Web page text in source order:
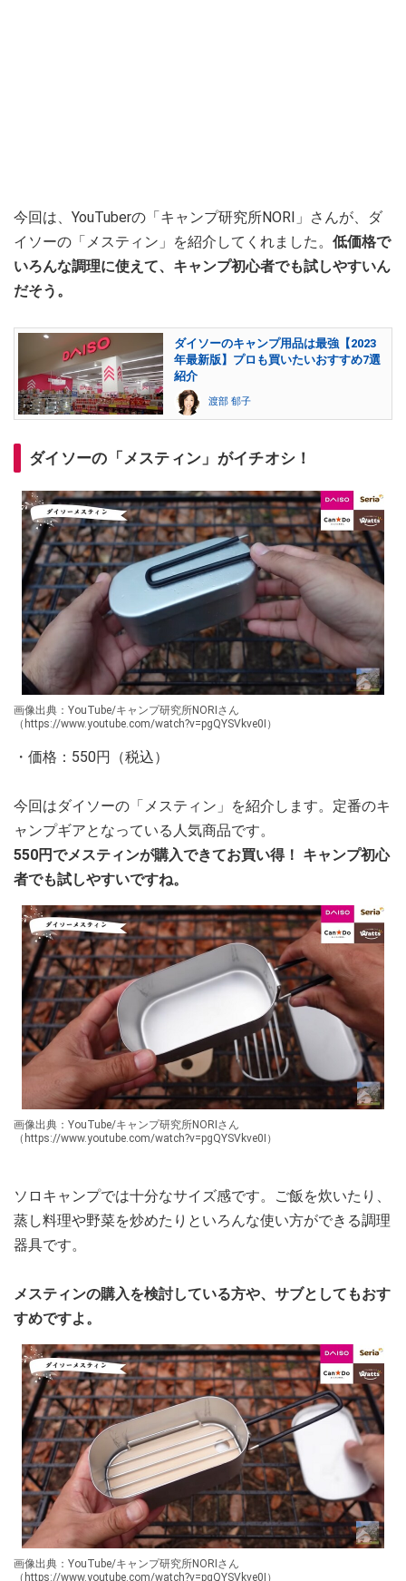
今回は、YouTuberの「キャンプ研究所NORI」さんが、ダ
イソーの「メスティン」を紹介してくれました。 低価格で
いろんな調理に使えて、キャンプ初心者でも試しやすいん
だそう。
ダイソーのキャンプ用品は最強【2023
年最新版】プロも買いたいおすすめ7選
紹介
渡部 郁子
ダイソーの「メスティン」がイチオシ！
画像出典：YouTube/キャンプ研究所NORIさん
（https://www.youtube.com/watch?v=pgQYSVkve0I）
・価格：550円（税込）
今回はダイソーの「メスティン」を紹介します。定番のキ
ャンプギアとなっている人気商品です。
550円でメスティンが購入できてお買い得！ キャンプ初心
者でも試しやすいですね。
画像出典：YouTube/キャンプ研究所NORIさん
（https://www.youtube.com/watch?v=pgQYSVkve0I）
ソロキャンプでは十分なサイズ感です。ご飯を炊いたり、
蒸し料理や野菜を炒めたりといろんな使い方ができる調理
器具です。
メスティンの購入を検討している方や、サブとしてもおす
すめですよ。
画像出典：YouTube/キャンプ研究所NORIさん
（https://www.youtube.com/watch?v=pgQYSVkve0I）